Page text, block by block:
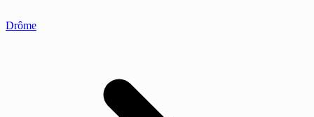
Drôme